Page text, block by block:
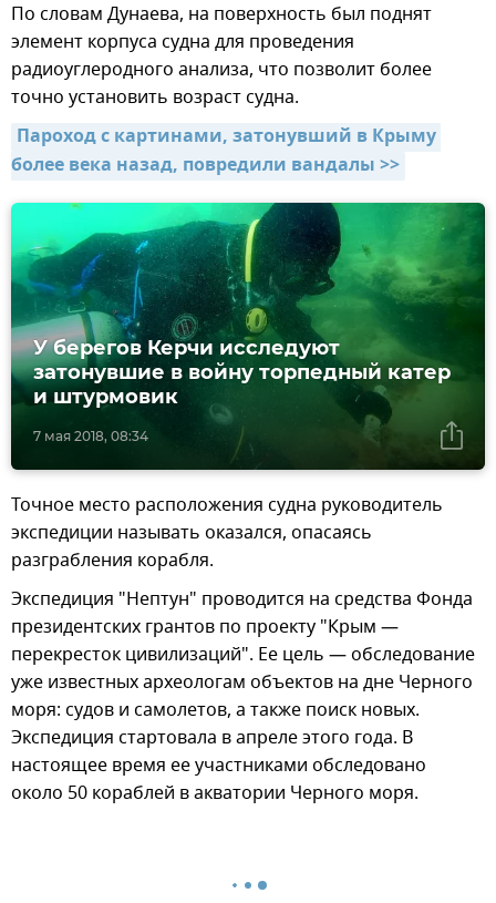
По словам Дунаева, на поверхность был поднят
элемент корпуса судна для проведения
радиоуглеродного анализа, что позволит более
точно установить возраст судна.
Пароход с картинами, затонувший в Крыму
более века назад, повредили вандалы >>
7 мая 2018, 08:34
У берегов Керчи исследуют
затонувшие в войну торпедный катер
и штурмовик
Точное место расположения судна руководитель
экспедиции называть оказался, опасаясь
разграбления корабля.
Экспедиция "Нептун" проводится на средства Фонда
президентских грантов по проекту "Крым —
перекресток цивилизаций". Ее цель — обследование
уже известных археологам объектов на дне Черного
моря: судов и самолетов, а также поиск новых.
Экспедиция стартовала в апреле этого года. В
настоящее время ее участниками обследовано
около 50 кораблей в акватории Черного моря.